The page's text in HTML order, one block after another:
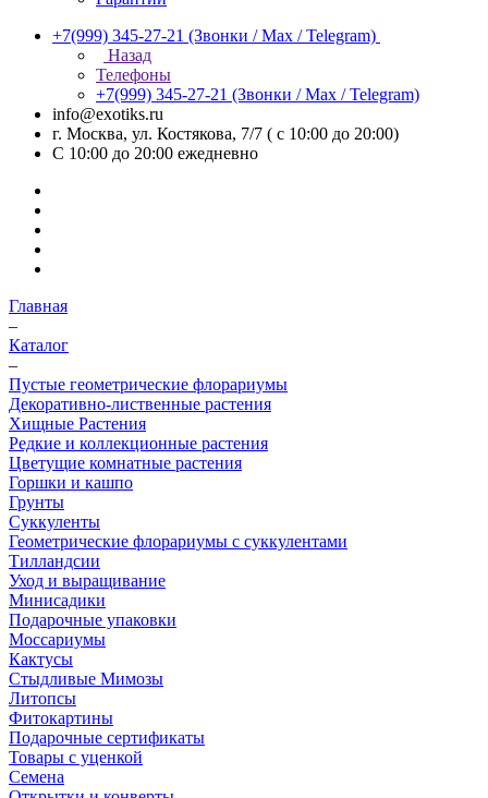
+7(999) 345-27-21 (Звонки / Max / Telegram)
Назад
Телефоны
+7(999) 345-27-21 (Звонки / Max / Telegram)
info@exotiks.ru
г. Москва, ул. Костякова, 7/7 ( с 10:00 до 20:00)
С 10:00 до 20:00 ежедневно
Главная
–
Каталог
–
Пустые геометрические флорариумы
Декоративно-лиственные растения
Хищные Растения
Редкие и коллекционные растения
Цветущие комнатные растения
Горшки и кашпо
Грунты
Суккуленты
Геометрические флорариумы с суккулентами
Тилландсии
Уход и выращивание
Минисадики
Подарочные упаковки
Моссариумы
Кактусы
Стыдливые Мимозы
Литопсы
Фитокартины
Подарочные сертификаты
Товары с уценкой
Семена